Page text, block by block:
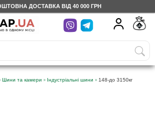
ДОСТАВКА ВІД 40 000 ГРН
UA
грн
по Україні
Шини та камери » Індустріальні шини » 148-до 3150кг